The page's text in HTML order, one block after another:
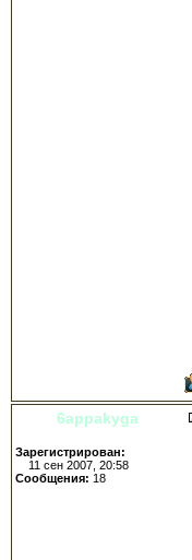
6appakyga
Зарегистрирован:
11 сен 2007, 20:58
Сообщения: 18